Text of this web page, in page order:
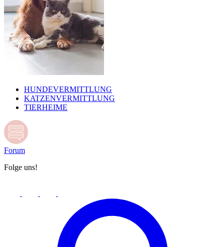
HUNDEVERMITTLUNG
KATZENVERMITTLUNG
TIERHEIME
Forum
Folge uns!